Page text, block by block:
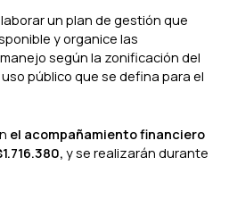
un plan de gestión que
y organice las
según la zonificación del
público que se defina para el
el acompañamiento financiero
y se realizarán durante